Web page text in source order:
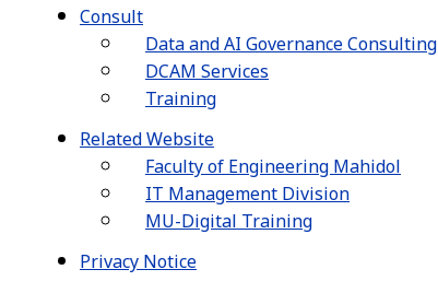
Consult
Data and AI Governance Consulting
DCAM Services
Training
Related Website
Faculty of Engineering Mahidol
IT Management Division
MU-Digital Training
Privacy Notice